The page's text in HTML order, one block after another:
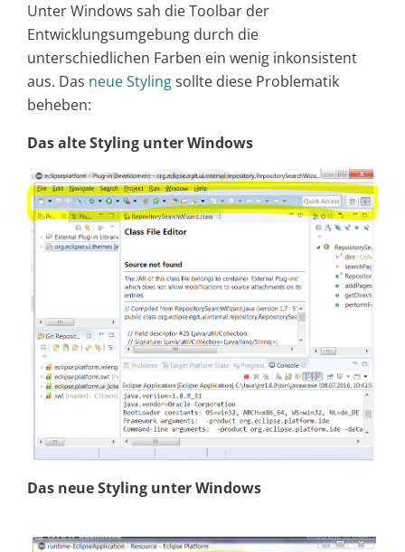
Unter Windows sah die Toolbar der
Entwicklungsumgebung durch die
unterschiedlichen Farben ein wenig inkonsistent
aus. Das neue Stylingsollte diese Problematik
beheben:
Das alte Styling unter Windows
Das neue Styling unter Windows